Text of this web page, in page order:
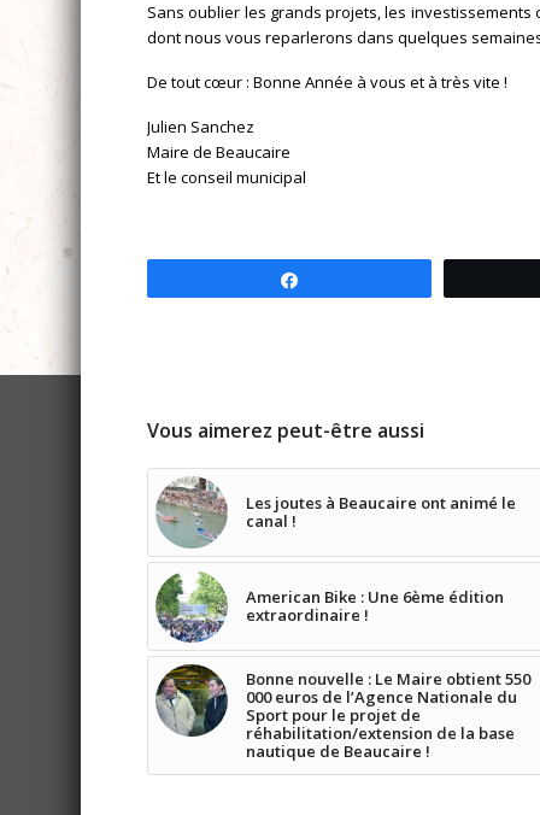
Sans oublier les grands projets, les
dont nous vous reparlerons dans quelques
De tout cœur : Bonne Année à vous et à très vite !
Julien Sanchez
Maire de Beaucaire
Et le conseil municipal
Vous aimerez peut-être aussi
Les joutes à Beaucaire ont animé le
canal !
American Bike : Une 6ème édition
extraordinaire !
Bonne nouvelle : Le Maire obtient 550
000 euros de l’Agence Nationale du
Sport pour le projet de
réhabilitation/extension de la base
nautique de Beaucaire !